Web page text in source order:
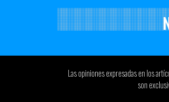
Las opiniones expresadas en los
son